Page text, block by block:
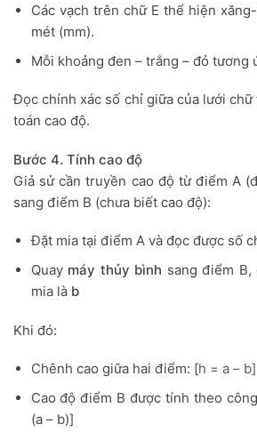
Các vạch trên chữ E thể hiện
mét (mm).
Mỗi khoảng đen – trắng – đỏ tương
Đọc chính xác số chỉ giữa của lưới
toán cao độ.
Bước 4. Tính cao độ
Giả sử cần truyền cao độ từ điểm A
sang điểm B (chưa biết cao độ):
Đặt mia tại điểm A và đọc được số
Quay máy thủy bình sang điểm
mia là b
Khi đó:
Chênh cao giữa hai điểm: [h = a – b]
Cao độ điểm B được tính theo
(a – b)]